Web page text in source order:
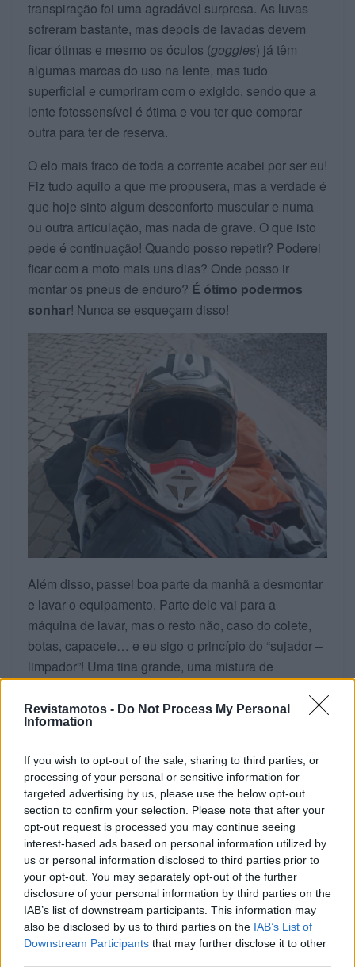
Revistamotos - Do Not Process My Personal
Information
If you wish to opt-out of the sale, sharing to third parties, or
processing of your personal or sensitive information for
targeted advertising by us, please use the below opt-out
section to confirm your selection. Please note that after your
opt-out request is processed you may continue seeing
interest-based ads based on personal information utilized by
us or personal information disclosed to third parties prior to
your opt-out. You may separately opt-out of the further
disclosure of your personal information by third parties on the
IAB’s list of downstream participants. This information may
also be disclosed by us to third parties on the IAB’s List of
Downstream Participants that may further disclose it to other
transpiração foi uma agradável surpresa. As luvas
sofreram bastante, mas depois de lavadas devem
ficar ótimas e mesmo os óculos (goggles) já têm
algumas marcas do uso na lente, mas tudo
superficial e cumpriram com o exigido, sendo que a
lente fotossensível é ótima e vou ter que comprar
outra para ter de reserva.
O elo mais fraco de toda a corrente acabei por ser eu!
Fiz tudo aquilo a que me propusera, mas a verdade é
que hoje sinto algum desconforto muscular e numa
ou outra articulação, mas nada de grave. O que isto
pede é continuação! Quando posso repetir? Poderei
ficar com a moto mais uns dias? Onde posso ir
montar os pneus de enduro? É ótimo podermos
sonhar! Nunca se esqueçam disso!
Além disso, passei boa parte da manhã a desmontar
e lavar o equipamento. Parte dele vai para a
máquina de lavar, mas o resto não, caso do colete,
botas, capacete… e eu sigo o princípio do “sujador –
limpador”! Uma tina grande, uma mistura de
fazem milagres! Também a Africa Twin vai ter direito
a uma lavagem, mas o trabalho a sério vai ficar para
amanhã.